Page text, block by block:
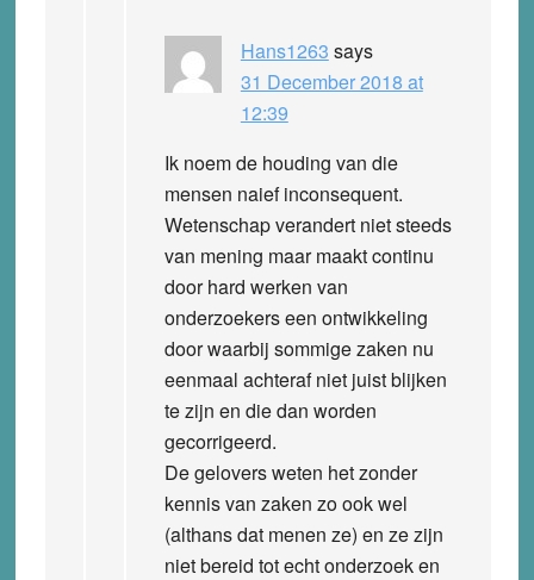
Hans1263 says
31 December 2018 at
12:39
Ik noem de houding van die
mensen naief inconsequent.
Wetenschap verandert niet steeds
van mening maar maakt continu
door hard werken van
onderzoekers een ontwikkeling
door waarbij sommige zaken nu
eenmaal achteraf niet juist blijken
te zijn en die dan worden
gecorrigeerd.
De gelovers weten het zonder
kennis van zaken zo ook wel
(althans dat menen ze) en ze zijn
niet bereid tot echt onderzoek en